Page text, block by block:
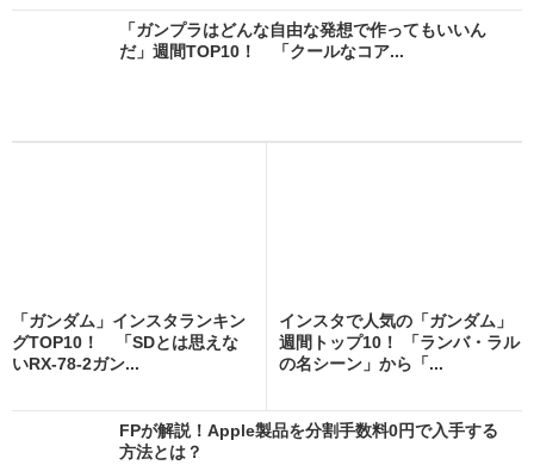
「ガンプラはどんな自由な発想で作ってもいいん
だ」週間TOP10！ 「クールなコア...
「ガンダム」インスタランキン
グTOP10！ 「SDとは思えな
いRX-78-2ガン...
インスタで人気の「ガンダム」
週間トップ10！ 「ランバ・ラル
の名シーン」から「...
FPが解説！Apple製品を分割手数料0円で入手する
方法とは？